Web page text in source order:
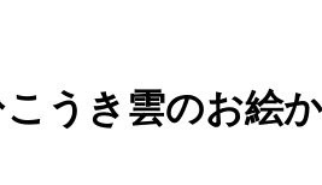
こうき雲のお絵